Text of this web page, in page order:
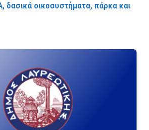
δασικά οικοσυστήματα, πάρκα και